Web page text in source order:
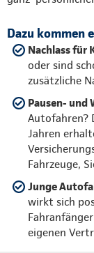
Dazu kommen
Nachlass für
oder sind
zusätzliche
Pausen- und
Autofahren?
Jahren
Fahrzeuge,
Junge
wirkt sich
eigenen